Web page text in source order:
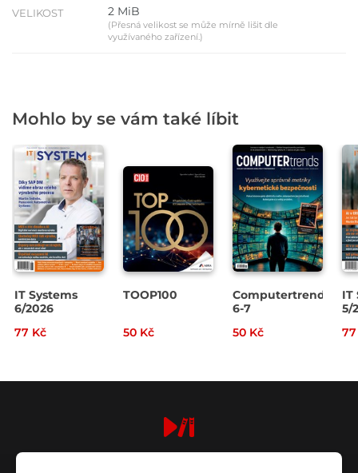
VELIKOST 2 MiB
(Přesná velikost se může mírně lišit dle
využívaného zařízení.)
Mohlo by se vám také líbit
IT Systems
6/2026
77 Kč
TOOP100
50 Kč
Computertrends
6-7
50 Kč
IT
5/